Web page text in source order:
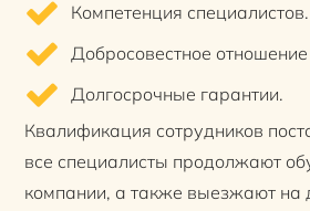
Компетенция специалистов.
Добросовестное отношение
Долгосрочные гарантии.
Квалификация сотрудников
все специалисты продолжают
компании, а также выезжают на